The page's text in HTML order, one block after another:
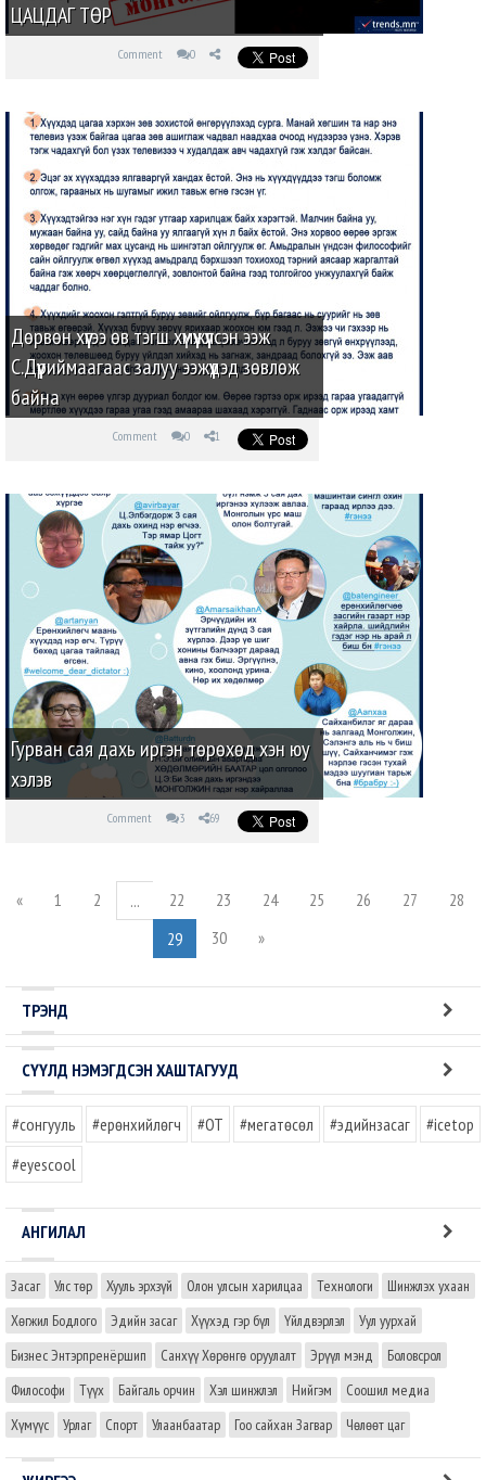
ЦАЦДАГ ТӨР
Comment 0
Дөрвөн хүүгээ өв тэгш хүмүүжүүлсэн ээж
С.Дүүриймаагаас залуу ээжүүдэд зөвлөж
байна
Comment 0 1
Гурван сая дахь иргэн төрөхөд хэн юу
хэлэв
Comment 3 69
« 1 2 ... 22 23 24 25 26 27
28
29
30 »
ТРЭНД
СҮҮЛД НЭМЭГДСЭН ХАШТАГУУД
#сонгууль #ерөнхийлөгч #OT #мегатөсөл #эдийнзасаг
#icetop
#eyescool
АНГИЛАЛ
Засаг Улс төр Хууль эрхзүй Олон улсын харилцаа Технологи
Шинжлэх ухаан
Хөгжил Бодлого
Эдийн засаг Хүүхэд гэр бүл Үйлдвэрлэл
Уул уурхай
Бизнес Энтэрпренёршип
Санхүү Хөрөнгө оруулалт Эрүүл мэнд
Боловсрол
Философи
Түүх Байгаль орчин Хэл шинжлэл Нийгэм
Соошил медиа
Хүмүүс
Урлаг Спорт Улаанбаатар Гоо сайхан Загвар Чөлөөт цаг